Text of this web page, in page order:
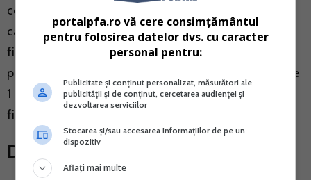
contabilitate obligatorii si documentele justificative
care stau la baza inregistrarilor in contabilitatea
financiara se pastreaza in arhiva persoanelor
prevazute la art. 1 timp de 5 ani calculati de la data de
1 iulie a anului urmator celui incheierii exercitiului
financiar in care au fost intocmite."
Documente de inventariere
portalpfa.ro vă cere consimțământul
pentru folosirea datelor dvs. cu caracter
personal pentru:
Publicitate și conținut personalizat, măsurători ale
publicității și de conținut, cercetarea audienței și
dezvoltarea serviciilor
Stocarea și/sau accesarea informațiilor de pe un
dispozitiv
Aflați mai multe